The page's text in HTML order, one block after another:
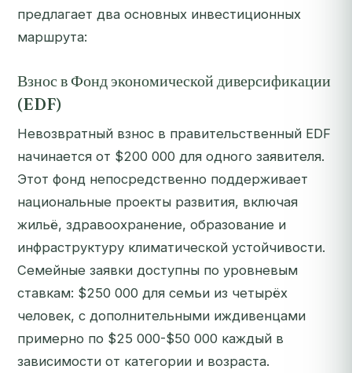
предлагает два основных инвестиционных
маршрута:
Взнос в Фонд экономической диверсификации
(EDF)
Невозвратный взнос в правительственный EDF
начинается от $200 000 для одного заявителя.
Этот фонд непосредственно поддерживает
национальные проекты развития, включая
жильё, здравоохранение, образование и
инфраструктуру климатической устойчивости.
Семейные заявки доступны по уровневым
ставкам: $250 000 для семьи из четырёх
человек, с дополнительными иждивенцами
примерно по $25 000-$50 000 каждый в
зависимости от категории и возраста.